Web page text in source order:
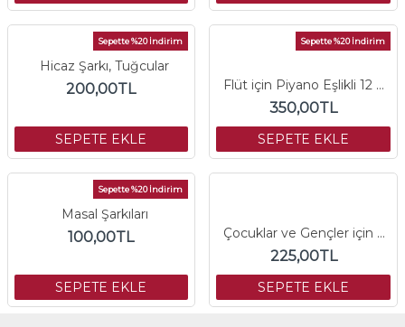
Sepette %20 İndirim
Hicaz Şarkı, Tuğcular
200,00TL
SEPETE EKLE
Sepette %20 İndirim
Flüt için Piyano Eşlikli 12 Türkü
350,00TL
SEPETE EKLE
Sepette %20 İndirim
Masal Şarkıları
100,00TL
SEPETE EKLE
Çocuklar ve Gençler için Yıldıztozu Şarkıları
225,00TL
SEPETE EKLE